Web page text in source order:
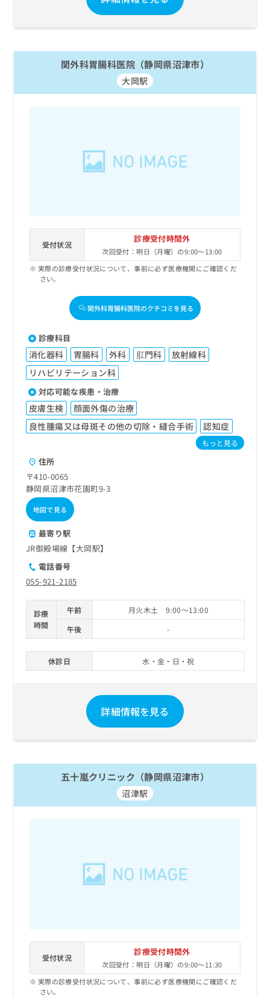
関外科胃腸科医院（静岡県沼津市）
大岡駅
受付状況
診療受付時間外
次回受付：明日（月曜）の9:00～13:00
実際の診療受付状況について、事前に必ず医療機関にご確認くだ
さい。
関外科胃腸科医院のクチコミを見る
診療科目
消化器科 胃腸科 外科 肛門科
放射線科
リハビリテーション科
対応可能な疾患・治療
皮膚生検
顔面外傷の治療
良性腫瘍又は母斑その他の切除・縫合手術
認知症
もっと見る
住所
〒410-0065
静岡県沼津市花園町9-3
地図で見る
最寄り駅
JR御殿場線【大岡駅】
電話番号
055-921-2185
診療
時間
午前
月火木土 9:00～13:00
午後
-
休診日 水・金・日・祝
詳細情報を見る
五十嵐クリニック（静岡県沼津市）
沼津駅
受付状況
診療受付時間外
次回受付：明日（月曜）の9:00～11:30
実際の診療受付状況について、事前に必ず医療機関にご確認くだ
さい。